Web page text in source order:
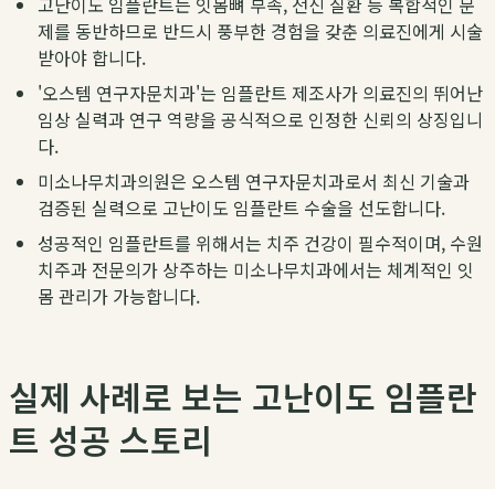
제를 동반하므로 반드시 풍부한 경험을 갖춘 의료진에게 시술
받아야 합니다.
'오스템 연구자문치과'는 임플란트 제조사가 의료진의 뛰어난
임상 실력과 연구 역량을 공식적으로 인정한 신뢰의 상징입니
다.
미소나무치과의원은 오스템 연구자문치과로서 최신 기술과
검증된 실력으로 고난이도 임플란트 수술을 선도합니다.
성공적인 임플란트를 위해서는 치주 건강이 필수적이며, 수원
치주과 전문의가 상주하는 미소나무치과에서는 체계적인 잇
몸 관리가 가능합니다.
실제 사례로 보는 고난이도 임플란
트 성공 스토리